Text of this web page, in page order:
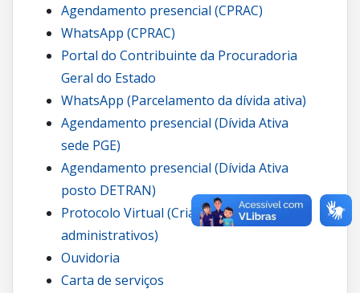
Agendamento presencial (CPRAC)
WhatsApp (CPRAC)
Portal do Contribuinte da Procuradoria
Geral do Estado
WhatsApp (Parcelamento da dívida ativa)
Agendamento presencial (Dívida Ativa
sede PGE)
Agendamento presencial (Dívida Ativa
posto DETRAN)
Protocolo Virtual (Criação de processos
administrativos)
Ouvidoria
Carta de serviços